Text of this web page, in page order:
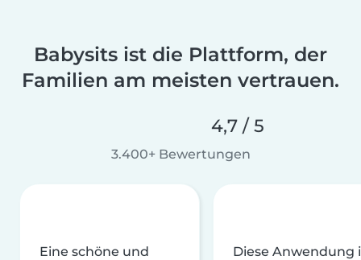
Babysits ist die Plattform, der
Familien am meisten vertrauen.
4,7 / 5
3.400+ Bewertungen
Eine schöne und
Diese Anwendung